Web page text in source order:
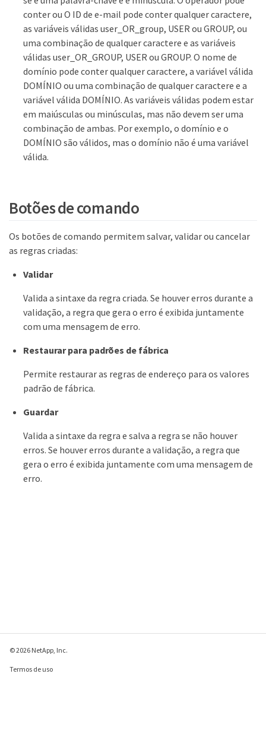
conter ou O ID de e-mail pode conter qualquer caractere,
as variáveis válidas user_OR_group, USER ou GROUP, ou
uma combinação de qualquer caractere e as variáveis
válidas user_OR_GROUP, USER ou GROUP. O nome de
domínio pode conter qualquer caractere, a variável válida
DOMÍNIO ou uma combinação de qualquer caractere e a
variável válida DOMÍNIO. As variáveis válidas podem estar
em maiúsculas ou minúsculas, mas não devem ser uma
combinação de ambas. Por exemplo, o domínio e o
DOMÍNIO são válidos, mas o domínio não é uma variável
válida.
Botões de comando
Os botões de comando permitem salvar, validar ou cancelar
as regras criadas:
Validar
Valida a sintaxe da regra criada. Se houver erros durante a
validação, a regra que gera o erro é exibida juntamente
com uma mensagem de erro.
Restaurar para padrões de fábrica
Permite restaurar as regras de endereço para os valores
padrão de fábrica.
Guardar
Valida a sintaxe da regra e salva a regra se não houver
erros. Se houver erros durante a validação, a regra que
gera o erro é exibida juntamente com uma mensagem de
erro.
© 2026 NetApp, Inc.
Termos de uso